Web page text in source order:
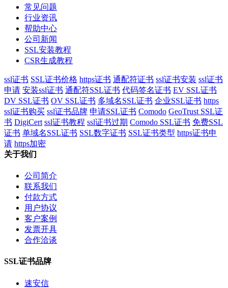
常见问题
行业资讯
帮助中心
公司新闻
SSL安装教程
CSR生成教程
ssl证书 SSL证书价格 https证书 通配符证书 ssl证书安装 ssl证书
申请 安装ssl证书 通配符SSL证书 代码签名证书 EV SSL证书
DV SSL证书 OV SSL证书 多域名SSL证书 企业SSL证书 https
ssl证书购买 ssl证书品牌 申请SSL证书 Comodo GeoTrust SSL证
书 DigiCert ssl证书教程 ssl证书过期 Comodo SSL证书 免费SSL
证书 单域名SSL证书 SSL数字证书 SSL证书类型 https证书申
请 https加密
关于我们
公司简介
联系我们
付款方式
用户协议
客户案例
发票开具
合作洽谈
SSL证书品牌
速安信